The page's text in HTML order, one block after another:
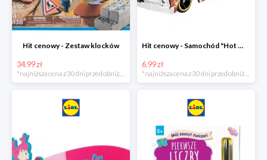
Hit cenowy - Zestaw klocków
34.99 zł
*najniższa cena z 30 dni przed obniżką
Hit cenowy - Samochód "Hot Wheels"
6.99 zł
*najniższa cena z 30 dni przed obniżką